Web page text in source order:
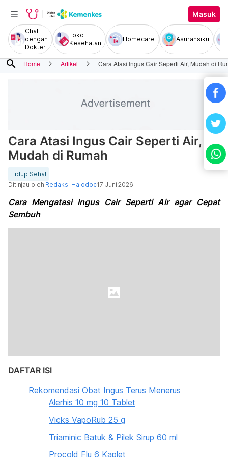
Masuk
Chat
dengan
Dokter
Toko
Kesehatan
Homecare Asuransiku
search Home Artikel Cara Atasi Ingus Cair Seperti Air, Mudah di
Cara Atasi Ingus Cair Seperti Air,
Mudah di Rumah
Hidup Sehat
Ditinjau oleh Redaksi Halodoc17 Juni 2026
Cara Mengatasi Ingus Cair Seperti Air agar Cepat
Sembuh
DAFTAR ISI
Rekomendasi Obat Ingus Terus Menerus
Alerhis 10 mg 10 Tablet
Vicks VapoRub 25 g
Triaminic Batuk & Pilek Sirup 60 ml
Procold Flu 6 Kaplet